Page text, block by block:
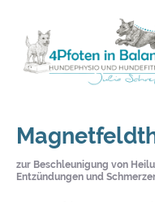
zur Beschleunigung von
Entzündungen und